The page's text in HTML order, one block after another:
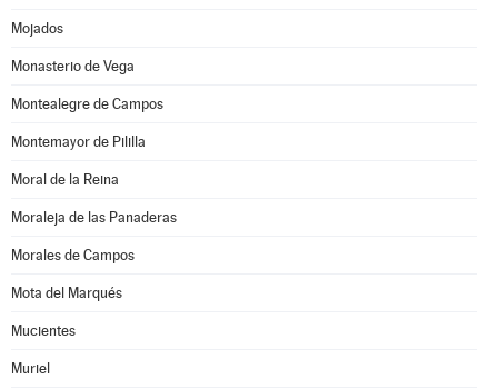
Mojados
Monasterio de Vega
Montealegre de Campos
Montemayor de Pililla
Moral de la Reina
Moraleja de las Panaderas
Morales de Campos
Mota del Marqués
Mucientes
Muriel